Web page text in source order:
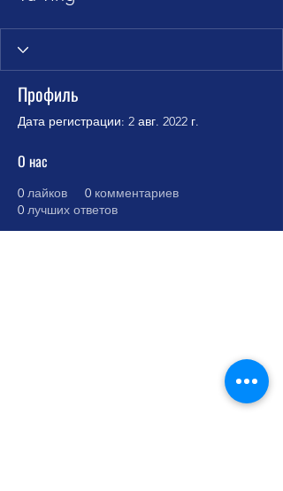
Профиль
Дата регистрации: 2 авг. 2022 г.
О нас
0 лайков 0 комментариев
0 лучших ответов
Termos e Condições Política da loja Política